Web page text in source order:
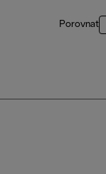
Porovnat